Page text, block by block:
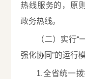
热线服务的，原
政务热线。
（二）实行“
强化协同”的运行
1.全省统一